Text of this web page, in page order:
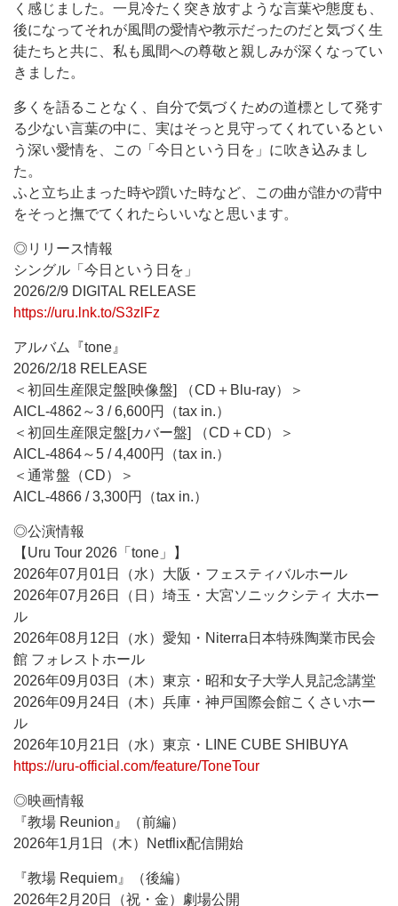
く感じました。一見冷たく突き放すような言葉や態度も、
後になってそれが風間の愛情や教示だったのだと気づく生
徒たちと共に、私も風間への尊敬と親しみが深くなってい
きました。
多くを語ることなく、自分で気づくための道標として発す
る少ない言葉の中に、実はそっと見守ってくれているとい
う深い愛情を、この「今日という日を」に吹き込みまし
た。
ふと立ち止まった時や躓いた時など、この曲が誰かの背中
をそっと撫でてくれたらいいなと思います。
◎リリース情報
シングル「今日という日を」
2026/2/9 DIGITAL RELEASE
https://uru.lnk.to/S3zlFz
アルバム『tone』
2026/2/18 RELEASE
＜初回生産限定盤[映像盤] （CD＋Blu-ray）＞
AICL-4862～3 / 6,600円（tax in.）
＜初回生産限定盤[カバー盤] （CD＋CD）＞
AICL-4864～5 / 4,400円（tax in.）
＜通常盤（CD）＞
AICL-4866 / 3,300円（tax in.）
◎公演情報
【Uru Tour 2026「tone」】
2026年07月01日（水）大阪・フェスティバルホール
2026年07月26日（日）埼玉・大宮ソニックシティ 大ホー
ル
2026年08月12日（水）愛知・Niterra日本特殊陶業市民会
館 フォレストホール
2026年09月03日（木）東京・昭和女子大学人見記念講堂
2026年09月24日（木）兵庫・神戸国際会館こくさいホー
ル
2026年10月21日（水）東京・LINE CUBE SHIBUYA
https://uru-official.com/feature/ToneTour
◎映画情報
『教場 Reunion』（前編）
2026年1月1日（木）Netflix配信開始
『教場 Requiem』（後編）
2026年2月20日（祝・金）劇場公開